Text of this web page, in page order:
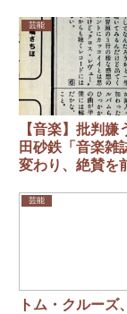
芸能
【音楽】批判
田砂鉄「音楽雑
変わり、絶賛を
る」 「どう褒
芸能
トム・クルーズ